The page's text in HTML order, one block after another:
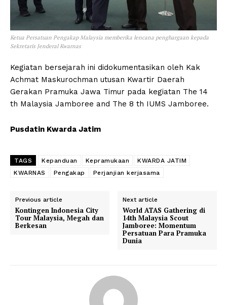
Ketua Persatuan Pengakap Malaysia memberika lencana penghargaan kepada
Sekretaris Jenderal Kwarnas
Kegiatan bersejarah ini didokumentasikan oleh Kak
Achmat Maskurochman utusan Kwartir Daerah
Gerakan Pramuka Jawa Timur pada kegiatan The 14
th Malaysia Jamboree and The 8 th IUMS Jamboree.
Pusdatin Kwarda Jatim
TAGS Kepanduan Kepramukaan
KWARDA JATIM
KWARNAS
Pengakap Perjanjian kerjasama
Previous article
Kontingen Indonesia City
Tour Malaysia, Megah dan
Berkesan
Next article
World ATAS Gathering di
14th Malaysia Scout
Jamboree: Momentum
Persatuan Para Pramuka
Dunia